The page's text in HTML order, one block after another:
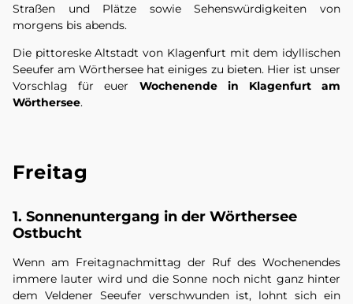
Straßen und Plätze sowie Sehenswürdigkeiten von
morgens bis abends.
Die pittoreske Altstadt von Klagenfurt mit dem idyllischen
Seeufer am Wörthersee hat einiges zu bieten. Hier ist unser
Vorschlag für euer Wochenende in Klagenfurt am
Wörthersee.
Freitag
1. Sonnenuntergang in der Wörthersee
Ostbucht
Wenn am Freitagnachmittag der Ruf des Wochenendes
immere lauter wird und die Sonne noch nicht ganz hinter
dem Veldener Seeufer verschwunden ist, lohnt sich ein